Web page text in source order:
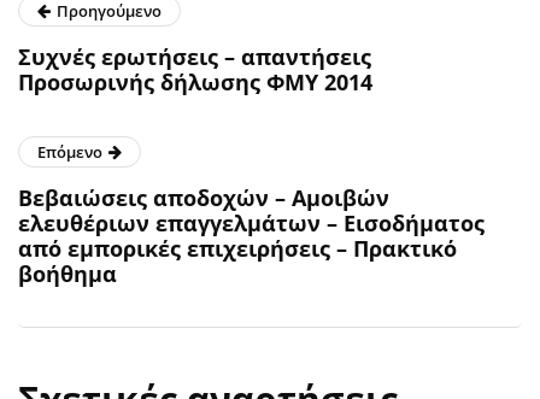
Προηγούμενο
Συχνές ερωτήσεις – απαντήσεις
Προσωρινής δήλωσης ΦΜΥ 2014
Επόμενο
Βεβαιώσεις αποδοχών – Αμοιβών
ελευθέριων επαγγελμάτων – Εισοδήματος
από εμπορικές επιχειρήσεις – Πρακτικό
βοήθημα